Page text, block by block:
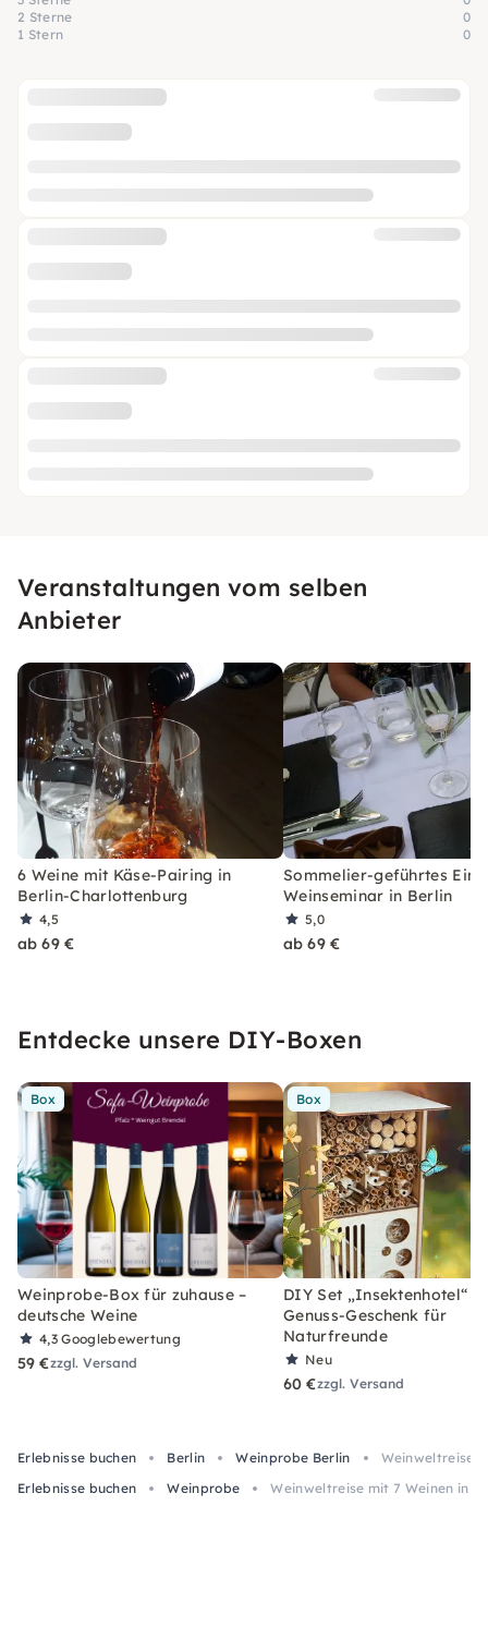
2 Sterne
0
1 Stern
0
Veranstaltungen vom selben
Anbieter
6 Weine mit Käse-Pairing in
Berlin-Charlottenburg
4,5
ab 69 €
Sommelier-geführtes
Weinseminar in Berlin
5,0
ab 69 €
Entdecke unsere DIY-Boxen
Box
Weinprobe-Box für zuhause –
deutsche Weine
4,3Googlebewertung
59 €zzgl. Versand
Box
DIY Set „Insektenhotel“ –
Genuss-Geschenk für
Naturfreunde
Neu
60 €zzgl. Versand
Erlebnisse buchen Berlin Weinprobe Berlin
Weinweltreise
Erlebnisse buchen
Weinprobe Weinweltreise mit 7 Weinen in